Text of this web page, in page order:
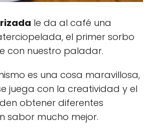
le da al café una
el primer sorbo
con nuestro paladar.
es una cosa maravillosa,
juega con la creatividad y el
obtener diferentes
sabor mucho mejor.